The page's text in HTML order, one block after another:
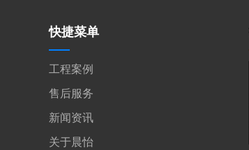
快捷菜单
工程案例
售后服务
新闻资讯
关于晨怡